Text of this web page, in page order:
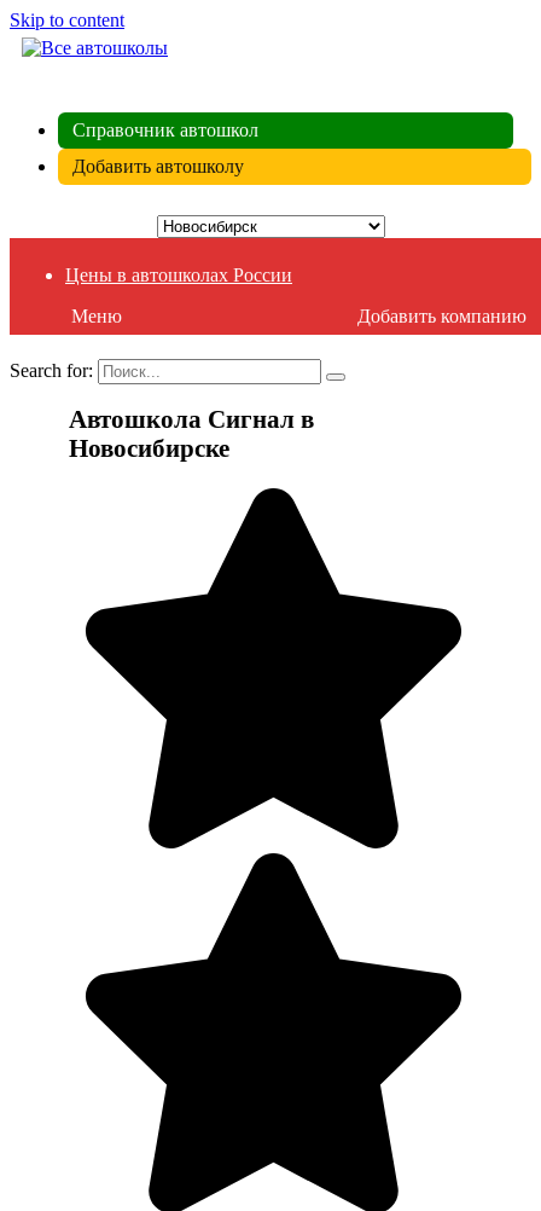
Skip to content
Справочник автошкол
Добавить автошколу
Цены в автошколах России
Меню
Добавить компанию
Search for:
Автошкола Сигнал в
Новосибирске